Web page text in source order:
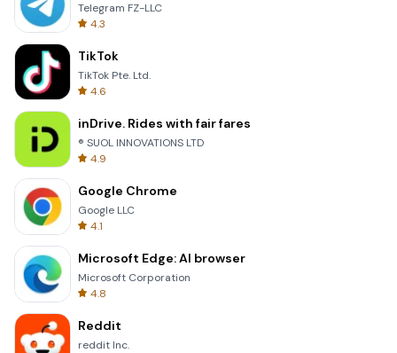
Telegram FZ-LLC
4.3
TikTok
TikTok Pte. Ltd.
4.6
inDrive. Rides with fair fares
® SUOL INNOVATIONS LTD
4.9
Google Chrome
Google LLC
4.1
Microsoft Edge: AI browser
Microsoft Corporation
4.8
Reddit
reddit Inc.